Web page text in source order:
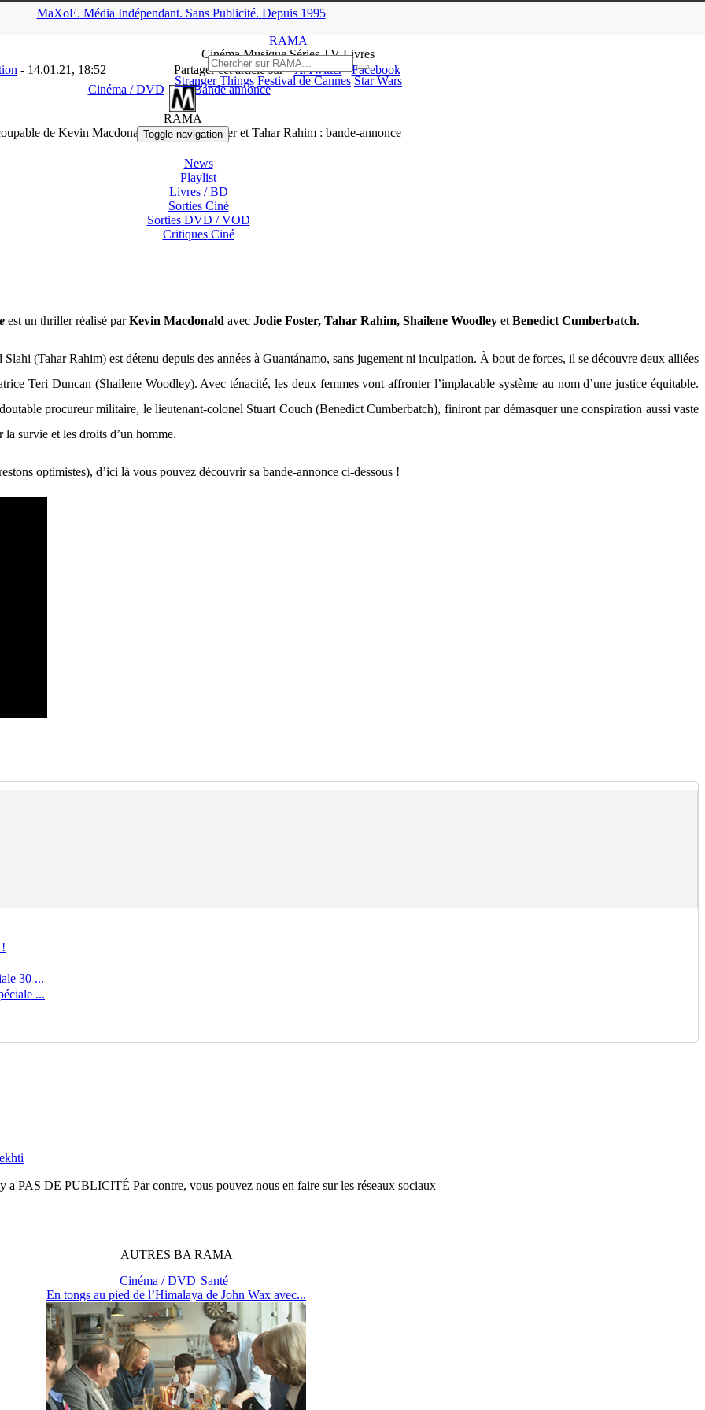
MaXoE. Média Indépendant. Sans Publicité. Depuis 1995
RAMA
CinémaMusique SériesTVLivres
Stranger Things Festival de Cannes Star Wars
RAMA
Toggle navigation
News
Playlist
Livres / BD
Sorties Ciné
Sorties DVD / VOD
CritiquesCiné
▲
- 14.01.21, 18:52 Partager cet article sur X/Twitter
Facebook
Cinéma / DVD
Bande annonce
de Kevin Macdonald avec Jodie Foster et Tahar Rahim : bande-annonce
est un thriller réalisé parKevin Macdonald avec Jodie Foster, Tahar Rahim, Shailene Woodley et Benedict Cumberbatch.
(Tahar Rahim) est détenu depuis des années à Guantánamo, sans jugement ni inculpation. À bout de forces, il se découvre deux alliées
Teri Duncan (Shailene Woodley). Avec ténacité, les deux femmes vont affronter l’implacable système au nom d’une justice équitable.
procureur militaire, le lieutenant-colonel Stuart Couch (Benedict Cumberbatch), finiront par démasquer une conspiration aussi vaste
survie et les droits d’un homme.
optimistes), d’ici là vous pouvez découvrir sa bande-annonce ci-dessous !
30 ...
...
a PAS DE PUBLICITÉ Par contre, vous pouvez nous en faire sur les réseaux sociaux
AUTRES BA RAMA
Cinéma / DVD Santé
En tongs au pied de l’Himalaya de John Wax avec...